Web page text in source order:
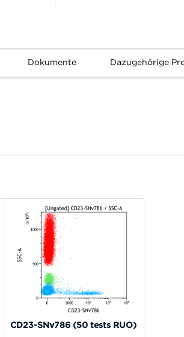
Dokumente Dazugehörige
CD23-SNv786 (50 tests RUO)